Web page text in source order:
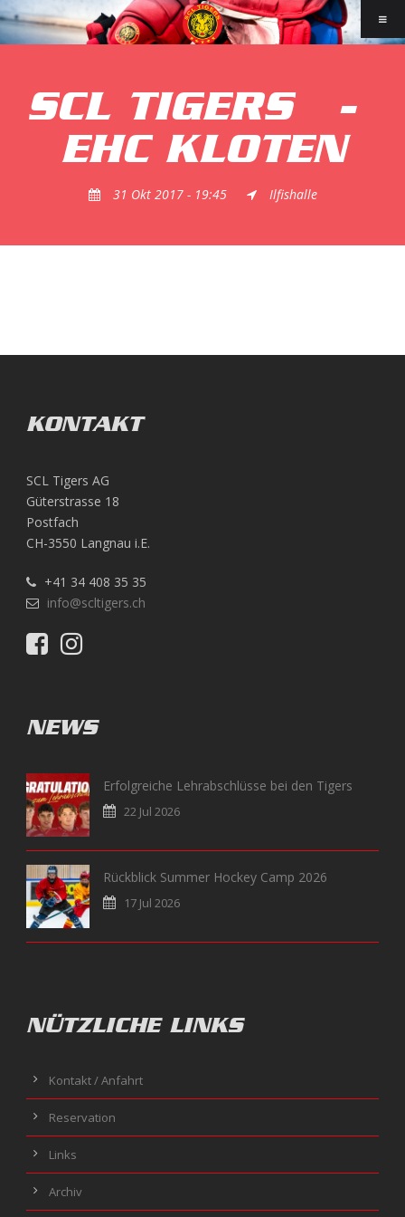
SCL TIGERS
-
EHC KLOTEN
31 Okt 2017 - 19:45 Ilfishalle
KONTAKT
SCL Tigers AG
Güterstrasse 18
Postfach
CH-3550 Langnau i.E.
+41 34 408 35 35
info@scltigers.ch
NEWS
Erfolgreiche Lehrabschlüsse bei den Tigers
22 Jul 2026
Rückblick Summer Hockey Camp 2026
17 Jul 2026
NÜTZLICHE LINKS
Kontakt / Anfahrt
Reservation
Links
Archiv